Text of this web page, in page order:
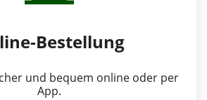
Bestellung
und bequem online oder per
App.